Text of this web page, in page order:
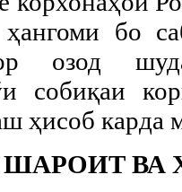
бо
озод
собиқаи
ҳисоб карда
ШАРОИТ